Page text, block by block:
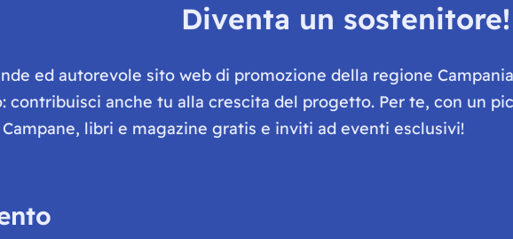
Diventa un sostenitore!
ed autorevole sito web di promozione della regione
anche tu alla crescita del progetto. Per te, con un
libri e magazine gratis e inviti ad eventi esclusivi!